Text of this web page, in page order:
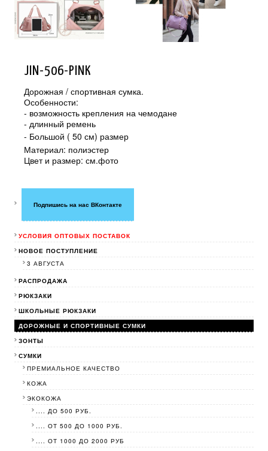
JIN-506-PINK
Дорожная / спортивная сумка.
Особенности:
- возможность крепления на чемодане
- длинный ремень
- Большой ( 50 см) размер
Материал: полиэстер
Цвет и размер: см.фото
Подпишись на нас ВКонтакте
УСЛОВИЯ ОПТОВЫХ ПОСТАВОК
НОВОЕ ПОСТУПЛЕНИЕ
3 АВГУСТА
РАСПРОДАЖА
РЮКЗАКИ
ШКОЛЬНЫЕ РЮКЗАКИ
ДОРОЖНЫЕ И СПОРТИВНЫЕ СУМКИ
ЗОНТЫ
СУМКИ
ПРЕМИАЛЬНОЕ КАЧЕСТВО
КОЖА
ЭКОКОЖА
.... ДО 500 РУБ.
.... ОТ 500 ДО 1000 РУБ.
.... ОТ 1000 ДО 2000 РУБ